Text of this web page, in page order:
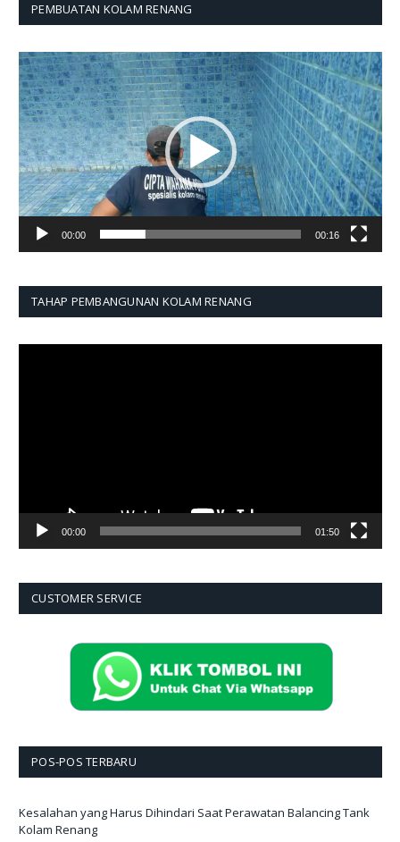
PEMBUATAN KOLAM RENANG
Pemutar
Video
00:00 00:16
TAHAP PEMBANGUNAN KOLAM RENANG
00:00 01:50
CUSTOMER SERVICE
POS-POS TERBARU
Kesalahan yang Harus Dihindari Saat Perawatan Balancing Tank
Kolam Renang